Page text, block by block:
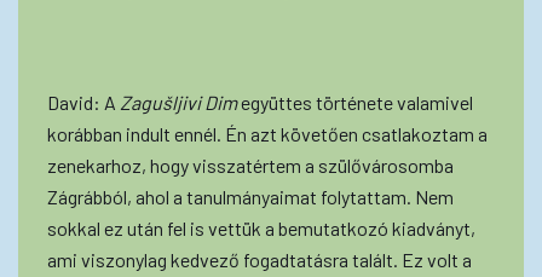
David: A Zagušljivi Dimegyüttes története valamivel
korábban indult ennél. Én azt követően csatlakoztam a
zenekarhoz, hogy visszatértem a szülővárosomba
Zágrábból, ahol a tanulmányaimat folytattam. Nem
sokkal ez után fel is vettük a bemutatkozó kiadványt,
ami viszonylag kedvező fogadtatásra talált. Ez volt a